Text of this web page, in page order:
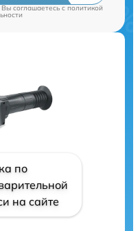
Вы соглашаетесь cполитикой
по
на сайте